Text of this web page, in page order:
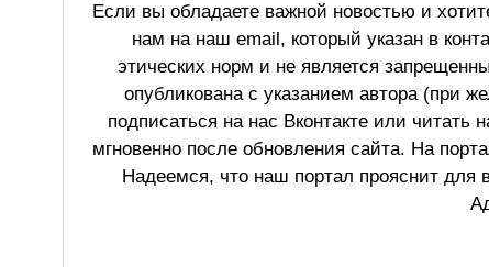
Если вы обладаете важной новостью и
нам на наш email, который указан в
этических норм и не является
опубликована с указанием автора (при
подписаться на нас Вконтакте или
мгновенно после обновления сайта. На
Надеемся, что наш портал прояснит